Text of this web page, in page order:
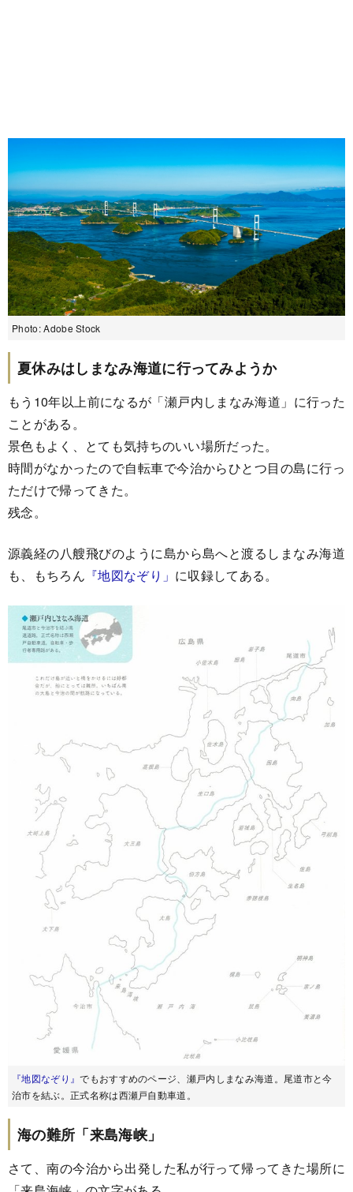
Photo: Adobe Stock
夏休みはしまなみ海道に行ってみようか
もう10年以上前になるが「瀬戸内しまなみ海道」に行った
ことがある。
景色もよく、とても気持ちのいい場所だった。
時間がなかったので自転車で今治からひとつ目の島に行っ
ただけで帰ってきた。
残念。
源義経の八艘飛びのように島から島へと渡るしまなみ海道
も、もちろん 『地図なぞり」 に収録してある。
『地図なぞり』でもおすすめのページ、瀬戸内しまなみ海道。尾道市と今
治市を結ぶ。正式名称は西瀬戸自動車道。
海の難所「来島海峡」
さて、南の今治から出発した私が行って帰ってきた場所に